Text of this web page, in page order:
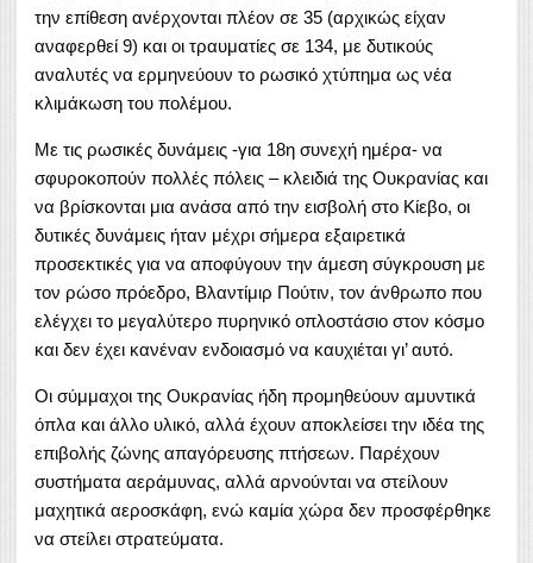
την επίθεση ανέρχονται πλέον σε 35 (αρχικώς είχαν
αναφερθεί 9) και οι τραυματίες σε 134, με δυτικούς
αναλυτές να ερμηνεύουν το ρωσικό χτύπημα ως νέα
κλιμάκωση του πολέμου.
Με τις ρωσικές δυνάμεις -για 18η συνεχή ημέρα- να
σφυροκοπούν πολλές πόλεις – κλειδιά της Ουκρανίας και
να βρίσκονται μια ανάσα από την εισβολή στο Κίεβο, οι
δυτικές δυνάμεις ήταν μέχρι σήμερα εξαιρετικά
προσεκτικές για να αποφύγουν την άμεση σύγκρουση με
τον ρώσο πρόεδρο, Βλαντίμιρ Πούτιν, τον άνθρωπο που
ελέγχει το μεγαλύτερο πυρηνικό οπλοστάσιο στον κόσμο
και δεν έχει κανέναν ενδοιασμό να καυχιέται γι’ αυτό.
Οι σύμμαχοι της Ουκρανίας ήδη προμηθεύουν αμυντικά
όπλα και άλλο υλικό, αλλά έχουν αποκλείσει την ιδέα της
επιβολής ζώνης απαγόρευσης πτήσεων. Παρέχουν
συστήματα αεράμυνας, αλλά αρνούνται να στείλουν
μαχητικά αεροσκάφη, ενώ καμία χώρα δεν προσφέρθηκε
να στείλει στρατεύματα.